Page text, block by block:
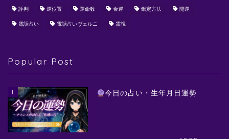
評判 逆位置 運命数 金運 鑑定方法 開運
電話占い 電話占いヴェルニ 霊視
Popular Post
1 今日の占い・生年月日運勢